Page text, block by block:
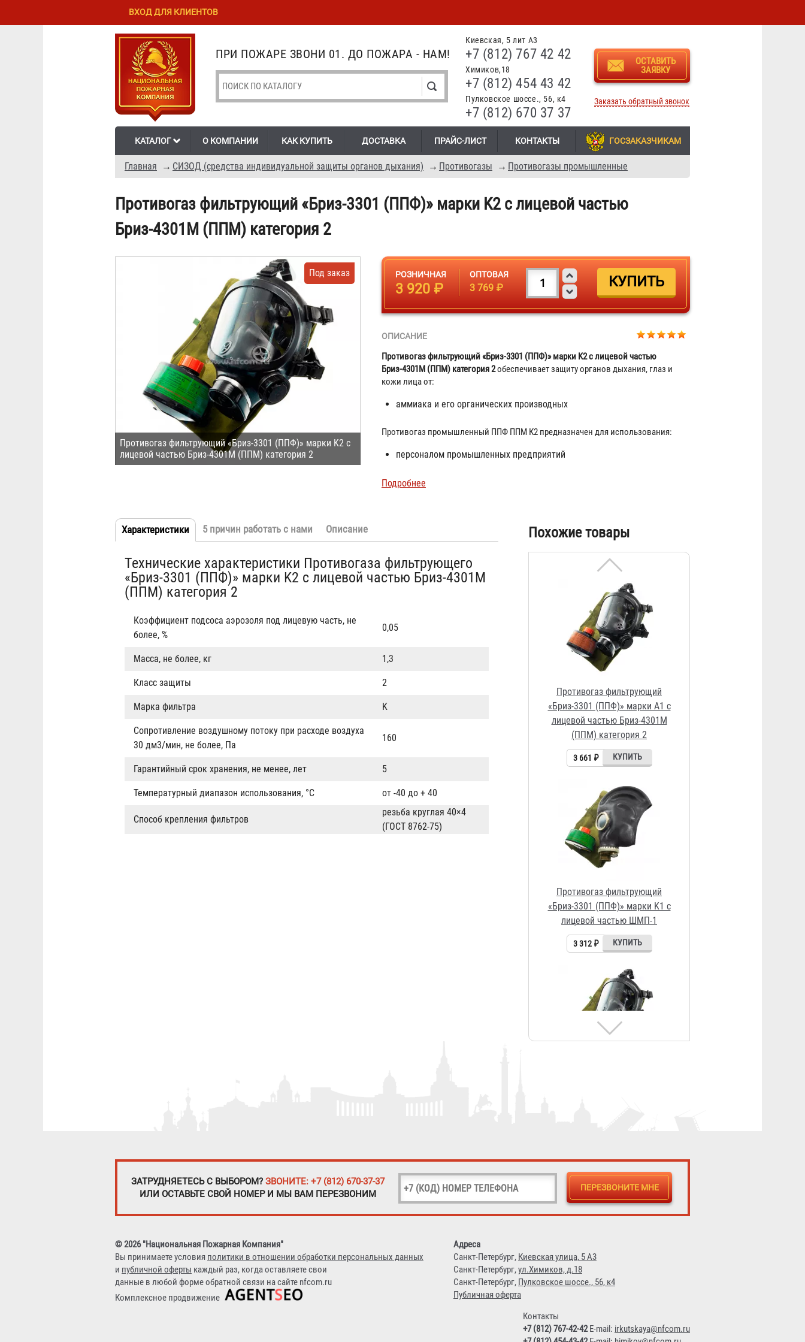
Перейти к
содержанию
Skip to
Киевская, 5 лит А3
+7 (812) 767 42 42
Химиков,18
+7 (812) 454 43 42
Пулковское шоссе., 56, к4
+7 (812) 670 37 37
ОСТАВИТЬ
ЗАЯВКУ
Заказать обратный звонок
ПРИ ПОЖАРЕ ЗВОНИ 01. ДО ПОЖАРА - НАМ!
КАТАЛОГ О КОМПАНИИ КАК КУПИТЬ ДОСТАВКА ПРАЙС-ЛИСТ КОНТАКТЫ ГОСЗАКАЗЧИКАМ
Главная → СИЗОД (средства индивидуальной защиты органов дыхания) → Противогазы → Противогазы промышленные
ВХОД ДЛЯ КЛИЕНТОВ
Противогаз фильтрующий «Бриз-3301 (ППФ)» марки K2 с лицевой частью
Бриз-4301М (ППМ) категория 2
Противогаз фильтрующий «Бриз-3301 (ППФ)» марки K2 с
лицевой частью Бриз-4301М (ППМ) категория 2
Под заказ РОЗНИЧНАЯ
3 920 ₽
ОПТОВАЯ
3 769 ₽
ОПИСАНИЕ
Противогаз фильтрующий «Бриз-3301 (ППФ)» марки K2 с лицевой частью
Бриз-4301М (ППМ) категория 2обеспечивает защиту органов дыхания, глаз и
кожи лица от:
аммиака и его органических производных
Противогаз промышленный ППФ ППМ К2 предназначен для использования:
персоналом промышленных предприятий
Подробнее
Табы
Характеристики (активная
5 причин работать с нами Описание
Технические характеристики Противогаза фильтрующего
«Бриз-3301 (ППФ)» марки K2 с лицевой частью Бриз-4301М
(ППМ) категория 2
Коэффициент подсоса аэрозоля под лицевую часть, не
более, %
0,05
Масса, не более, кг 1,3
Класс защиты 2
Марка фильтра K
Сопротивление воздушному потоку при расходе воздуха
30 дм3/мин, не более, Па
160
Гарантийный срок хранения, не менее, лет 5
Температурный диапазон использования, °С от -40 до + 40
Способ крепления фильтров
резьба круглая 40×4
(ГОСТ 8762-75)
Похожие товары
Противогаз фильтрующий
«Бриз-3301(ППФ)» марки A1 с
лицевой частью ШМП-1
3 444 ₽
(ППМ) категория 2
Противогаз фильтрующий
«Бриз-3301 (ППФ)» марки K1 с
лицевой частью ШМП-1
3 312 ₽
«Бриз-3301 (ППФ)» марки K1 с
лицевой частью Бриз-4301М
(ППМ) категория 2
3 841 ₽
ЗАТРУДНЯЕТЕСЬ С ВЫБОРОМ? ЗВОНИТЕ: +7 (812) 670-37-37
ИЛИ ОСТАВЬТЕ СВОЙ НОМЕР И МЫ ВАМ ПЕРЕЗВОНИМ
© 2026 "Национальная Пожарная Компания"
Вы принимаете условия политики в отношении обработки персональных данных
и публичной оферты каждый раз, когда оставляете свои
данные в любой форме обратной связи на сайте nfcom.ru
Комплексное продвижение
Адреса
Санкт-Петербург, Киевская улица, 5 А3
Санкт-Петербург,ул.Химиков, д.18
Санкт-Петербург, Пулковское шоссе., 56, к4
Публичная оферта
Контакты
+7 (812) 767-42-42E-mail: irkutskaya@nfcom.ru